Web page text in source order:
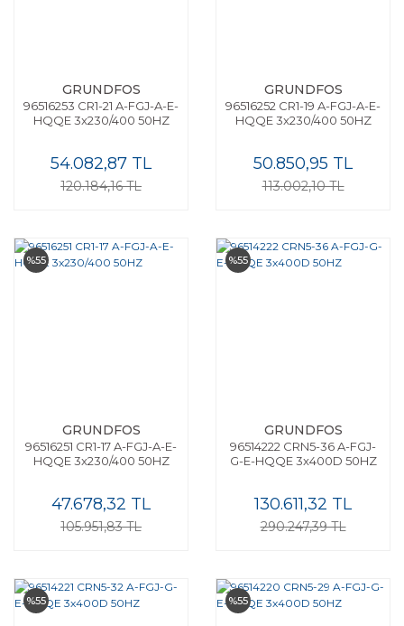
GRUNDFOS
96516253 CR1-21 A-FGJ-A-E-
HQQE 3x230/400 50HZ
54.082,87 TL
120.184,16 TL
GRUNDFOS
96516252 CR1-19 A-FGJ-A-E-
HQQE 3x230/400 50HZ
50.850,95 TL
113.002,10 TL
%55
GRUNDFOS
96516251 CR1-17 A-FGJ-A-E-
HQQE 3x230/400 50HZ
47.678,32 TL
105.951,83 TL
%55
GRUNDFOS
96514222 CRN5-36 A-FGJ-
G-E-HQQE 3x400D 50HZ
130.611,32 TL
290.247,39 TL
%55 %55